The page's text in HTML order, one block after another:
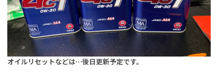
オイルリセットなどは…後日更新予定です。